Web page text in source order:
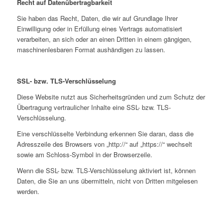
Recht auf Datenübertragbarkeit
Sie haben das Recht, Daten, die wir auf Grundlage Ihrer
Einwilligung oder in Erfüllung eines Vertrags automatisiert
verarbeiten, an sich oder an einen Dritten in einem gängigen,
maschinenlesbaren Format aushändigen zu lassen.
SSL- bzw. TLS-Verschlüsselung
Diese Website nutzt aus Sicherheitsgründen und zum Schutz der
Übertragung vertraulicher Inhalte eine SSL- bzw. TLS-
Verschlüsselung.
Eine verschlüsselte Verbindung erkennen Sie daran, dass die
Adresszeile des Browsers von „http://“ auf „https://“ wechselt
sowie am Schloss-Symbol in der Browserzeile.
Wenn die SSL- bzw. TLS-Verschlüsselung aktiviert ist, können
Daten, die Sie an uns übermitteln, nicht von Dritten mitgelesen
werden.